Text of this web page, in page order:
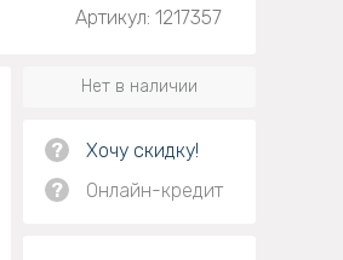
Артикул: 1217357
Нет в наличии
?
Хочу скидку!
?
Онлайн-кредит